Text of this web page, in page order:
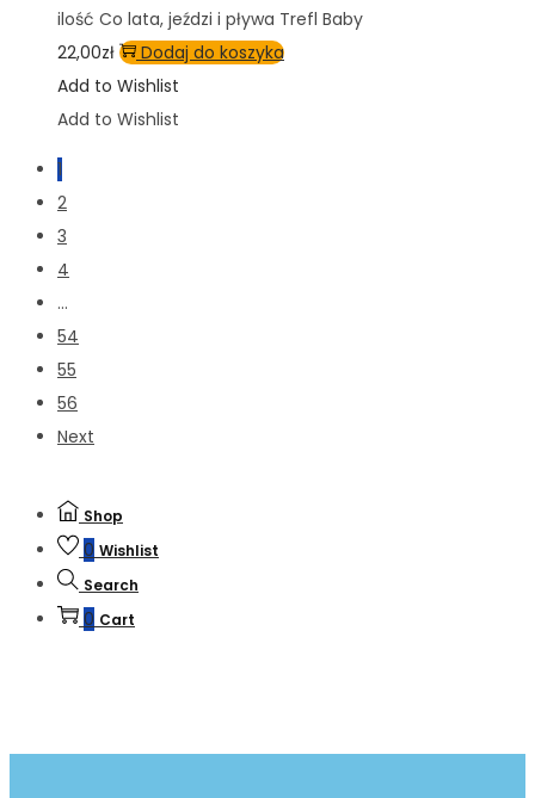
ilość Co lata, jeździ i pływa Trefl Baby
22,00zł
Dodaj do koszyka
Add to Wishlist
Add to Wishlist
1
2
3
4
…
54
55
56
Next
Shop
0 Wishlist
Search
0 Cart